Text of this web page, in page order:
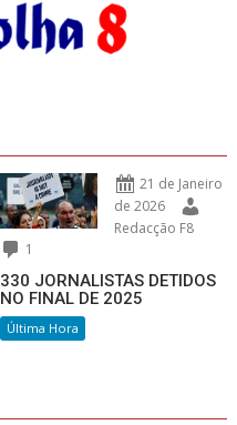
21 de Janeiro
de 2026
Redacção F8
1
330 JORNALISTAS DETIDOS
NO FINAL DE 2025
Última Hora